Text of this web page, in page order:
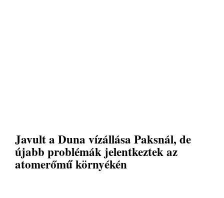
Javult a Duna vízállása Paksnál, de
újabb problémák jelentkeztek az
atomerőmű környékén